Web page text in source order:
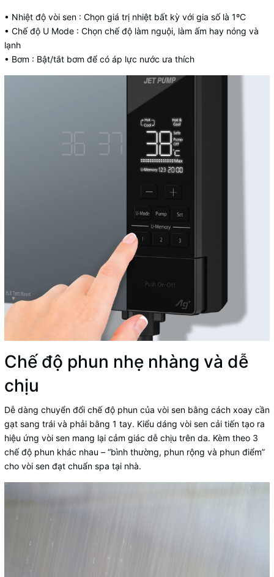
• Nhiệt độ vòi sen : Chọn giá trị nhiệt bất kỳ với gia số là 1ºC
• Chế độ U Mode : Chọn chế độ làm nguội, làm ấm hay nóng và
lạnh
• Bơm : Bật/tắt bơm để có áp lực nước ưa thích
Chế độ phun nhẹ nhàng và dễ
chịu
Dễ dàng chuyển đổi chế độ phun của vòi sen bằng cách xoay cần
gạt sang trái và phải bằng 1 tay. Kiểu dáng vòi sen cải tiến tạo ra
hiệu ứng vòi sen mang lại cảm giác dễ chịu trên da. Kèm theo 3
chế độ phun khác nhau – “bình thường, phun rộng và phun điểm”
cho vòi sen đạt chuẩn spa tại nhà.